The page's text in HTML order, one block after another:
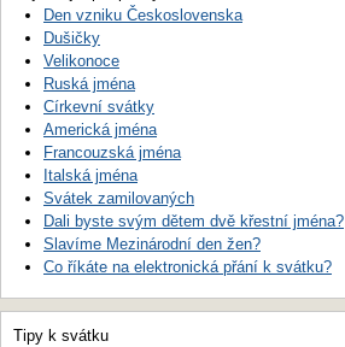
Den vzniku Československa
Dušičky
Velikonoce
Ruská jména
Církevní svátky
Americká jména
Francouzská jména
Italská jména
Svátek zamilovaných
Dali byste svým dětem dvě křestní jména?
Slavíme Mezinárodní den žen?
Co říkáte na elektronická přání k svátku?
Tipy k svátku